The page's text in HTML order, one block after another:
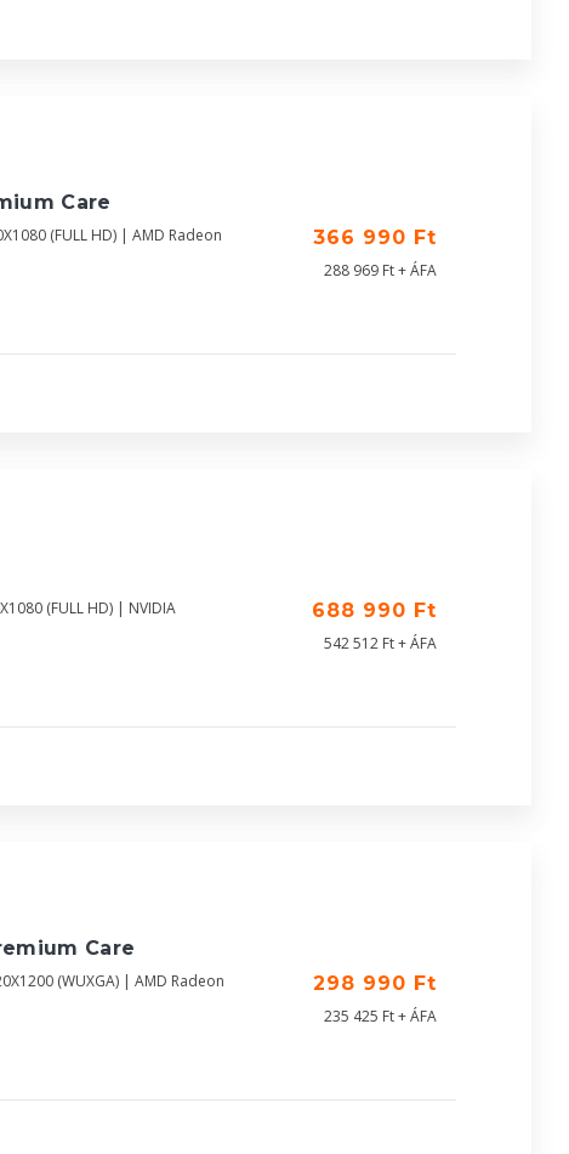
Care
(FULL HD) | AMD Radeon
366 990 Ft
288 969 Ft + ÁFA
(FULL HD) | NVIDIA
688 990 Ft
542 512 Ft + ÁFA
Care
(WUXGA) | AMD Radeon
298 990 Ft
235 425 Ft + ÁFA